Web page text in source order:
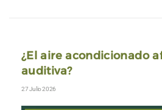
¿El aire acondicionado
auditiva?
27 Julio 2026